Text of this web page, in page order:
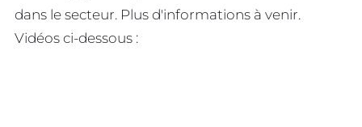
dans le secteur. Plus d'informations à venir.
Vidéos ci-dessous :